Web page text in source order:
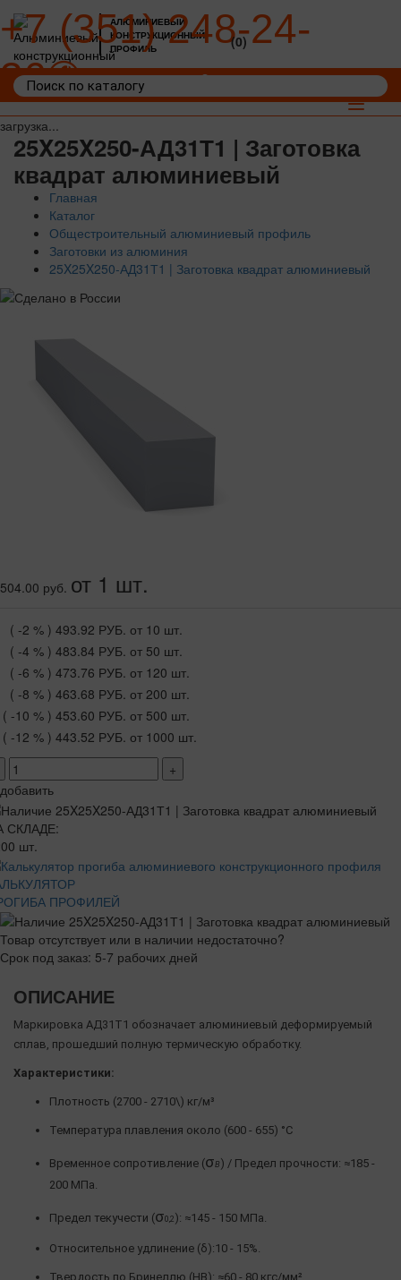
загрузка...
АЛЮМИНИЕВЫЙ
КОНСТРУКЦИОННЫЙ
ПРОФИЛЬ
+7 (351) 248-24-
36
(0)
Toggle
25X25X250-АД31Т1 | Заготовка
квадрат алюминиевый
Главная
Каталог
Общестроительный алюминиевый профиль
Заготовки из алюминия
25X25X250-АД31Т1 | Заготовка квадрат алюминиевый
504.00 руб. от 1 шт.
( -2 % ) 493.92 РУБ. от 10 шт.
( -4 % ) 483.84 РУБ. от 50 шт.
( -6 % ) 473.76 РУБ. от 120 шт.
( -8 % ) 463.68 РУБ. от 200 шт.
( -10 % ) 453.60 РУБ. от 500 шт.
( -12 % ) 443.52 РУБ. от 1000 шт.
+
добавить
СКЛАДЕ:
шт.
ПРОФИЛЕЙ
Товар отсутствует или в наличии недостаточно?
Срок под заказ: 5-7 рабочих дней
ОПИСАНИЕ
Маркировка АД31Т1 обозначает алюминиевый деформируемый
сплав, прошедший полную термическую обработку.
Характеристики:
Плотность (2700 - 2710\) кг/м³
Температура плавления около (600 - 655) °C
Временное сопротивление (σΒ) / Предел прочности: ≈185 -
200 МПа.
Предел текучести (σ0,2): ≈145 - 150 МПа.
Относительное удлинение (δ):10 - 15%.
Твердость по Бринеллю (HB): ≈60 - 80 кгс/мм².